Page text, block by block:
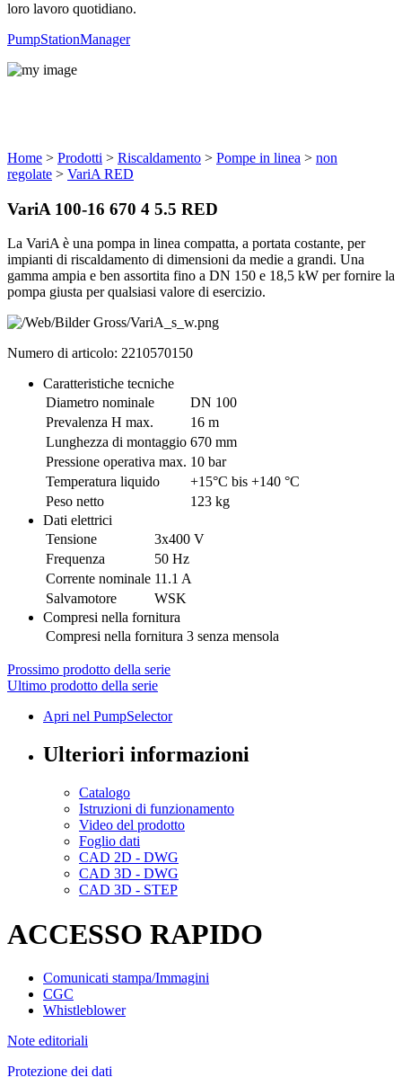
loro lavoro quotidiano.
PumpStationManager
Home > Prodotti > Riscaldamento > Pompe in linea > non
regolate > VariA RED
VariA 100-16 670 4 5.5 RED
La VariA è una pompa in linea compatta, a portata costante, per
impianti di riscaldamento di dimensioni da medie a grandi. Una
gamma ampia e ben assortita fino a DN 150 e 18,5 kW per fornire la
pompa giusta per qualsiasi valore di esercizio.
Numero di articolo: 2210570150
Caratteristiche tecniche
Diametro nominale
DN 100
Prevalenza H max.
16 m
Lunghezza di montaggio 670 mm
Pressione operativa max. 10 bar
Temperatura liquido
+15°C bis +140 °C
Peso netto
123 kg
Dati elettrici
Tensione
3x400 V
Frequenza
50 Hz
Corrente nominale 11.1 A
Salvamotore
WSK
Compresi nella fornitura
Compresi nella fornitura 3 senza mensola
Prossimo prodotto della serie
Ultimo prodotto della serie
Apri nel PumpSelector
Ulteriori informazioni
Catalogo
Istruzioni di funzionamento
Video del prodotto
Foglio dati
CAD 2D - DWG
CAD 3D - DWG
CAD 3D - STEP
ACCESSO RAPIDO
Comunicati stampa/Immagini
CGC
Whistleblower
Note editoriali
Protezione dei dati